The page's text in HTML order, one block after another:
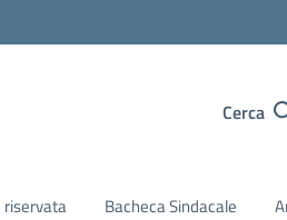
Cerca
riservata Bacheca Sindacale